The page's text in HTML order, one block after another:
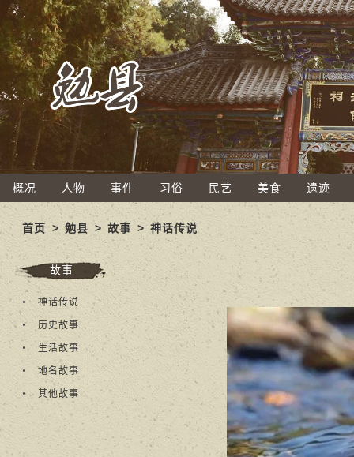
概况 人物 事件 习俗 民艺 美食 遗迹
首页 >勉县 > 故事 > 神话传说
故事
神话传说
历史故事
生活故事
地名故事
其他故事